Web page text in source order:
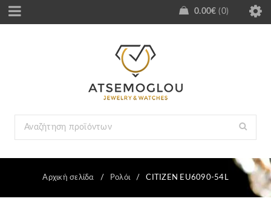
0.00€ 0
Αρχική σελίδα / Ρολόι / CITIZEN EU6090-54L